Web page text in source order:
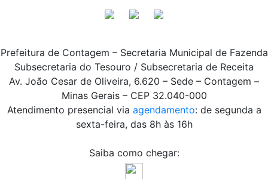
Prefeitura de Contagem – Secretaria Municipal de Fazenda
Subsecretaria do Tesouro / Subsecretaria de Receita
Av. João Cesar de Oliveira, 6.620 – Sede – Contagem –
Minas Gerais – CEP 32.040-000
Atendimento presencial via agendamento: de segunda a
sexta-feira, das 8h às 16h
Saiba como chegar: